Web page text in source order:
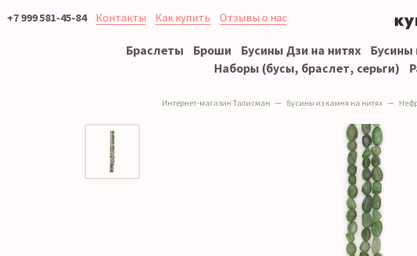
+7 999 581-45-84 Контакты Как купить Отзывы о нас
Браслеты Броши Бусины Дзи на нитях Бусины
Наборы (бусы, браслет, серьги)
Интернет-магазин Талисман Бусины из камня на нитях